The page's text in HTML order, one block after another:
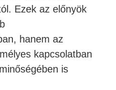
Ezek az előnyök
hanem az
kapcsolatban
is